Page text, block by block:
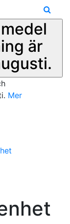
är
Mer